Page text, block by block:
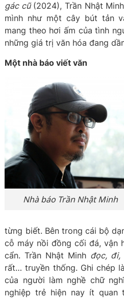
gác cũ(2024), Trần Nhật
mình như một cây bút tản
mang theo hơi ấm của tình
những giá trị văn hóa đang
Một nhà báo viết văn
Nhà báo Trần Nhật Minh
từng biết. Bên trong cái bộ
cỗ máy nồi đồng cối đá, vận
cẩn. Trần Nhật Minh đọc, đi,
rất… truyền thống. Ghi chép
của người làm nghề chữ
nghiệp trẻ hiện nay ít